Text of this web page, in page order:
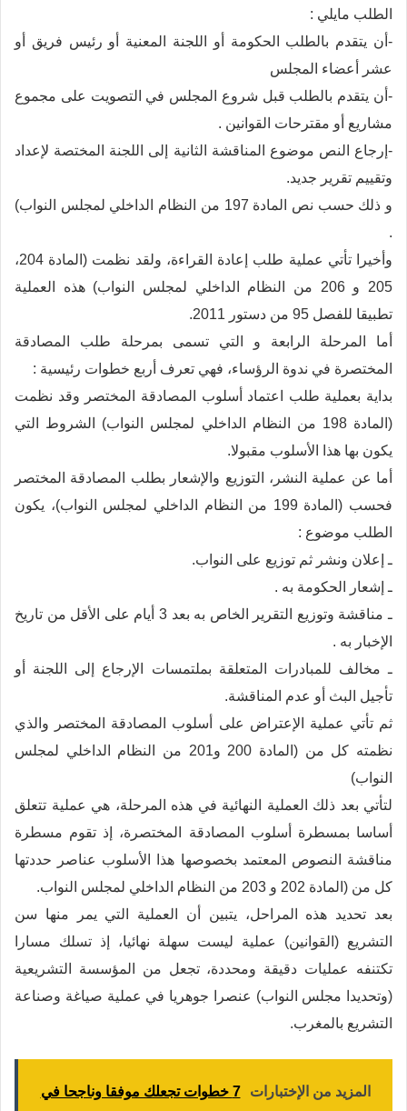
الطلب مايلي :
-أن يتقدم بالطلب الحكومة أو اللجنة المعنية أو رئيس فريق أو
عشر أعضاء المجلس
-أن يتقدم بالطلب قبل شروع المجلس في التصويت على مجموع
مشاريع أو مقترحات القوانين .
-إرجاع النص موضوع المناقشة الثانية إلى اللجنة المختصة لإعداد
وتقييم تقرير جديد.
و ذلك حسب نص المادة 197 من النظام الداخلي لمجلس النواب)
.
وأخيرا تأتي عملية طلب إعادة القراءة، ولقد نظمت (المادة 204،
205 و 206 من النظام الداخلي لمجلس النواب) هذه العملية
تطبيقا للفصل 95 من دستور 2011.
أما المرحلة الرابعة و التي تسمى بمرحلة طلب المصادقة
المختصرة في ندوة الرؤساء، فهي تعرف أربع خطوات رئيسية :
بداية بعملية طلب اعتماد أسلوب المصادقة المختصر وقد نظمت
(المادة 198 من النظام الداخلي لمجلس النواب) الشروط التي
يكون بها هذا الأسلوب مقبولا.
أما عن عملية النشر، التوزيع والإشعار بطلب المصادقة المختصر
فحسب (المادة 199 من النظام الداخلي لمجلس النواب)، يكون
الطلب موضوع :
ـ إعلان ونشر ثم توزيع على النواب.
ـ إشعار الحكومة به .
ـ مناقشة وتوزيع التقرير الخاص به بعد 3 أيام على الأقل من تاريخ
الإخبار به .
ـ مخالف للمبادرات المتعلقة بملتمسات الإرجاع إلى اللجنة أو
تأجيل البث أو عدم المناقشة.
ثم تأتي عملية الإعتراض على أسلوب المصادقة المختصر والذي
نظمته كل من (المادة 200 و201 من النظام الداخلي لمجلس
النواب)
لتأتي بعد ذلك العملية النهائية في هذه المرحلة، هي عملية تتعلق
أساسا بمسطرة أسلوب المصادقة المختصرة، إذ تقوم مسطرة
مناقشة النصوص المعتمد بخصوصها هذا الأسلوب عناصر حددتها
كل من (المادة 202 و 203 من النظام الداخلي لمجلس النواب.
بعد تحديد هذه المراحل، يتبين أن العملية التي يمر منها سن
التشريع (القوانين) عملية ليست سهلة نهائيا، إذ تسلك مسارا
تكتنفه عمليات دقيقة ومحددة، تجعل من المؤسسة التشريعية
(وتحديدا مجلس النواب) عنصرا جوهريا في عملية صياغة وصناعة
التشريع بالمغرب.
المزيد من الإختبارات 7 خطوات تجعلك موفقا وناجحا في